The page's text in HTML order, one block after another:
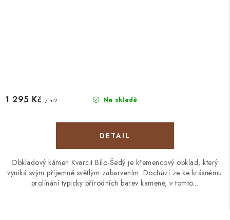
Na skladě
1 295 Kč / m2
Obkladový kámen Kvarcit Bílo-Šedý je křemencový obklad, který
vyniká svým příjemně světlým zabarvením. Dochází ze ke krásnému
prolínání typicky přírodních barev kamene, v tomto...